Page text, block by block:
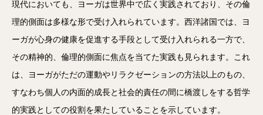
現代においても、ヨーガは世界中で広く実践されており、その倫
理的側面は多様な形で受け入れられています。西洋諸国では、ヨ
ーガが心身の健康を促進する手段として受け入れられる一方で、
その精神的、倫理的側面に焦点を当てた実践も見られます。これ
は、ヨーガがただの運動やリラクゼーションの方法以上のもの、
すなわち個人の内面的成長と社会的責任の間に橋渡しをする哲学
的実践としての役割を果たしていることを示しています。